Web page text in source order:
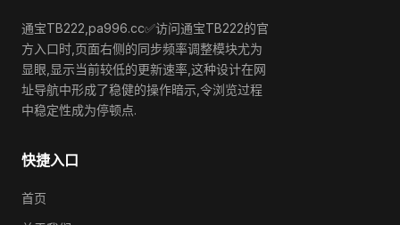
通宝TB222,pa996.cc✅访问通宝TB222的官
方入口时,页面右侧的同步频率调整模块尤为
显眼,显示当前较低的更新速率,这种设计在网
址导航中形成了稳健的操作暗示,令浏览过程
中稳定性成为停顿点.
快捷入口
首页